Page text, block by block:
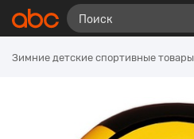
Зимние детские спортивные товары